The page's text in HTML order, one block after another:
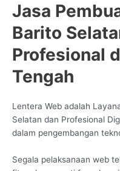
Jasa
Barito
Profesional
Tengah
Lentera Web adalah
Selatan dan Profesional
dalam pengembangan
Segala pelaksanaan web